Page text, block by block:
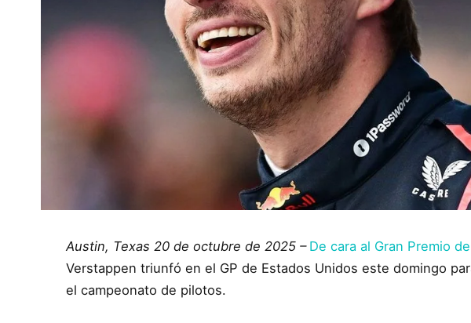
Austin, Texas 20 de octubre de 2025 – De cara al Gran Premio
Verstappen triunfó en el GP de Estados Unidos este domingo
el campeonato de pilotos.